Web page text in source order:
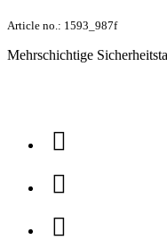
Article no.: 1593_987f
Mehrschichtige